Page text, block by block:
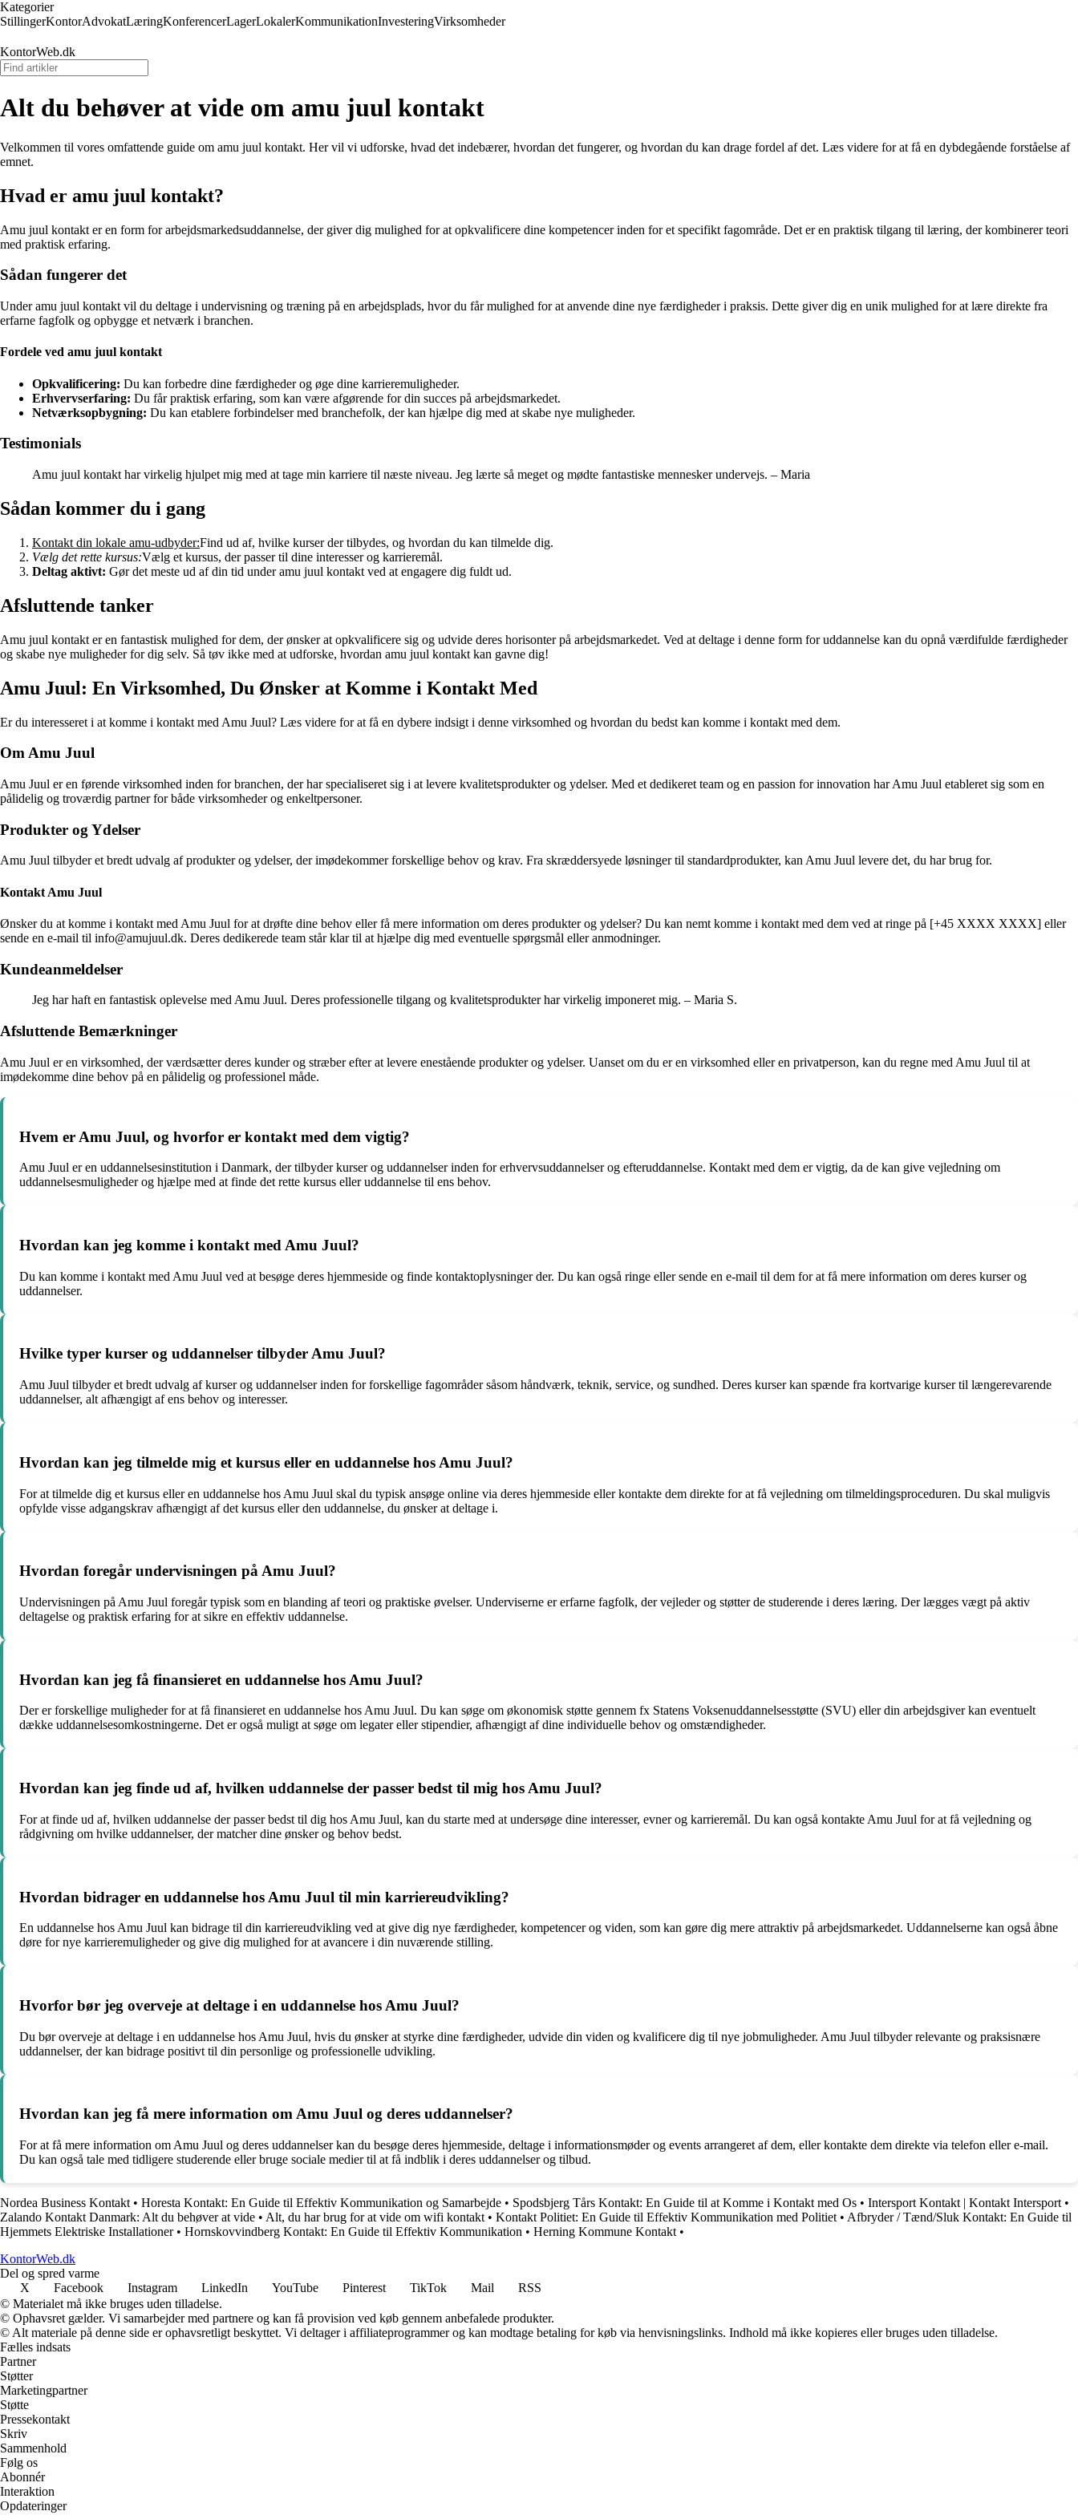
Kategorier
StillingerKontorAdvokatLæringKonferencerLagerLokalerKommunikationInvesteringVirksomheder
KontorWeb.dk
Alt du behøver at vide om amu juul kontakt
Velkommen til vores omfattende guide om amu juul kontakt. Her vil vi udforske, hvad det indebærer, hvordan det fungerer, og hvordan du kan drage fordel af det. Læs videre for at få en dybdegående forståelse af
emnet.
Hvad er amu juul kontakt?
Amu juul kontakt er en form for arbejdsmarkedsuddannelse, der giver dig mulighed for at opkvalificere dine kompetencer inden for et specifikt fagområde. Det er en praktisk tilgang til læring, der kombinerer teori
med praktisk erfaring.
Sådan fungerer det
Under amu juul kontakt vil du deltage i undervisning og træning på en arbejdsplads, hvor du får mulighed for at anvende dine nye færdigheder i praksis. Dette giver dig en unik mulighed for at lære direkte fra
erfarne fagfolk og opbygge et netværk i branchen.
Fordele ved amu juul kontakt
Opkvalificering: Du kan forbedre dine færdigheder og øge dine karrieremuligheder.
Erhvervserfaring: Du får praktisk erfaring, som kan være afgørende for din succes på arbejdsmarkedet.
Netværksopbygning: Du kan etablere forbindelser med branchefolk, der kan hjælpe dig med at skabe nye muligheder.
Testimonials
Amu juul kontakt har virkelig hjulpet mig med at tage min karriere til næste niveau. Jeg lærte så meget og mødte fantastiske mennesker undervejs. – Maria
Sådan kommer du i gang
Kontakt din lokale amu-udbyder:Find ud af, hvilke kurser der tilbydes, og hvordan du kan tilmelde dig.
Vælg det rette kursus:Vælg et kursus, der passer til dine interesser og karrieremål.
Deltag aktivt: Gør det meste ud af din tid under amu juul kontakt ved at engagere dig fuldt ud.
Afsluttende tanker
Amu juul kontakt er en fantastisk mulighed for dem, der ønsker at opkvalificere sig og udvide deres horisonter på arbejdsmarkedet. Ved at deltage i denne form for uddannelse kan du opnå værdifulde færdigheder
og skabe nye muligheder for dig selv. Så tøv ikke med at udforske, hvordan amu juul kontakt kan gavne dig!
Amu Juul: En Virksomhed, Du Ønsker at Komme i Kontakt Med
Er du interesseret i at komme i kontakt med Amu Juul? Læs videre for at få en dybere indsigt i denne virksomhed og hvordan du bedst kan komme i kontakt med dem.
Om Amu Juul
Amu Juul er en førende virksomhed inden for branchen, der har specialiseret sig i at levere kvalitetsprodukter og ydelser. Med et dedikeret team og en passion for innovation har Amu Juul etableret sig som en
pålidelig og troværdig partner for både virksomheder og enkeltpersoner.
Produkter og Ydelser
Amu Juul tilbyder et bredt udvalg af produkter og ydelser, der imødekommer forskellige behov og krav. Fra skræddersyede løsninger til standardprodukter, kan Amu Juul levere det, du har brug for.
Kontakt Amu Juul
Ønsker du at komme i kontakt med Amu Juul for at drøfte dine behov eller få mere information om deres produkter og ydelser? Du kan nemt komme i kontakt med dem ved at ringe på [+45 XXXX XXXX] eller
sende en e-mail til info@amujuul.dk. Deres dedikerede team står klar til at hjælpe dig med eventuelle spørgsmål eller anmodninger.
Kundeanmeldelser
Jeg har haft en fantastisk oplevelse med Amu Juul. Deres professionelle tilgang og kvalitetsprodukter har virkelig imponeret mig. – Maria S.
Afsluttende Bemærkninger
Amu Juul er en virksomhed, der værdsætter deres kunder og stræber efter at levere enestående produkter og ydelser. Uanset om du er en virksomhed eller en privatperson, kan du regne med Amu Juul til at
imødekomme dine behov på en pålidelig og professionel måde.
Hvem er Amu Juul, og hvorfor er kontakt med dem vigtig?
Amu Juul er en uddannelsesinstitution i Danmark, der tilbyder kurser og uddannelser inden for erhvervsuddannelser og efteruddannelse. Kontakt med dem er vigtig, da de kan give vejledning om
uddannelsesmuligheder og hjælpe med at finde det rette kursus eller uddannelse til ens behov.
Hvordan kan jeg komme i kontakt med Amu Juul?
Du kan komme i kontakt med Amu Juul ved at besøge deres hjemmeside og finde kontaktoplysninger der. Du kan også ringe eller sende en e-mail til dem for at få mere information om deres kurser og
uddannelser.
Hvilke typer kurser og uddannelser tilbyder Amu Juul?
Amu Juul tilbyder et bredt udvalg af kurser og uddannelser inden for forskellige fagområder såsom håndværk, teknik, service, og sundhed. Deres kurser kan spænde fra kortvarige kurser til længerevarende
uddannelser, alt afhængigt af ens behov og interesser.
Hvordan kan jeg tilmelde mig et kursus eller en uddannelse hos Amu Juul?
For at tilmelde dig et kursus eller en uddannelse hos Amu Juul skal du typisk ansøge online via deres hjemmeside eller kontakte dem direkte for at få vejledning om tilmeldingsproceduren. Du skal muligvis
opfylde visse adgangskrav afhængigt af det kursus eller den uddannelse, du ønsker at deltage i.
Hvordan foregår undervisningen på Amu Juul?
Undervisningen på Amu Juul foregår typisk som en blanding af teori og praktiske øvelser. Underviserne er erfarne fagfolk, der vejleder og støtter de studerende i deres læring. Der lægges vægt på aktiv
deltagelse og praktisk erfaring for at sikre en effektiv uddannelse.
Hvordan kan jeg få finansieret en uddannelse hos Amu Juul?
Der er forskellige muligheder for at få finansieret en uddannelse hos Amu Juul. Du kan søge om økonomisk støtte gennem fx Statens Voksenuddannelsesstøtte (SVU) eller din arbejdsgiver kan eventuelt
dække uddannelsesomkostningerne. Det er også muligt at søge om legater eller stipendier, afhængigt af dine individuelle behov og omstændigheder.
Hvordan kan jeg finde ud af, hvilken uddannelse der passer bedst til mig hos Amu Juul?
For at finde ud af, hvilken uddannelse der passer bedst til dig hos Amu Juul, kan du starte med at undersøge dine interesser, evner og karrieremål. Du kan også kontakte Amu Juul for at få vejledning og
rådgivning om hvilke uddannelser, der matcher dine ønsker og behov bedst.
Hvordan bidrager en uddannelse hos Amu Juul til min karriereudvikling?
En uddannelse hos Amu Juul kan bidrage til din karriereudvikling ved at give dig nye færdigheder, kompetencer og viden, som kan gøre dig mere attraktiv på arbejdsmarkedet. Uddannelserne kan også åbne
døre for nye karrieremuligheder og give dig mulighed for at avancere i din nuværende stilling.
Hvorfor bør jeg overveje at deltage i en uddannelse hos Amu Juul?
Du bør overveje at deltage i en uddannelse hos Amu Juul, hvis du ønsker at styrke dine færdigheder, udvide din viden og kvalificere dig til nye jobmuligheder. Amu Juul tilbyder relevante og praksisnære
uddannelser, der kan bidrage positivt til din personlige og professionelle udvikling.
Hvordan kan jeg få mere information om Amu Juul og deres uddannelser?
For at få mere information om Amu Juul og deres uddannelser kan du besøge deres hjemmeside, deltage i informationsmøder og events arrangeret af dem, eller kontakte dem direkte via telefon eller e-mail.
Du kan også tale med tidligere studerende eller bruge sociale medier til at få indblik i deres uddannelser og tilbud.
Nordea Business Kontakt • Horesta Kontakt: En Guide til Effektiv Kommunikation og Samarbejde • Spodsbjerg Tårs Kontakt: En Guide til at Komme i Kontakt med Os • Intersport Kontakt | Kontakt Intersport •
Zalando Kontakt Danmark: Alt du behøver at vide • Alt, du har brug for at vide om wifi kontakt • Kontakt Politiet: En Guide til Effektiv Kommunikation med Politiet • Afbryder / Tænd/Sluk Kontakt: En Guide til
Hjemmets Elektriske Installationer• Hornskovvindberg Kontakt: En Guide til Effektiv Kommunikation • Herning Kommune Kontakt •
KontorWeb.dk
Del og spred varme
X
Facebook Instagram LinkedIn YouTube Pinterest TikTok Mail
RSS
© Materialet må ikke bruges uden tilladelse.
© Ophavsret gælder. Vi samarbejder med partnere og kan få provision ved køb gennem anbefalede produkter.
© Alt materiale på denne side er ophavsretligt beskyttet. Vi deltager i affiliateprogrammer og kan modtage betaling for køb via henvisningslinks. Indhold må ikke kopieres eller bruges uden tilladelse.
Fælles indsats
Partner
Støtter
Marketingpartner
Støtte
Pressekontakt
Skriv
Sammenhold
Følg os
Abonnér
Interaktion
Opdateringer